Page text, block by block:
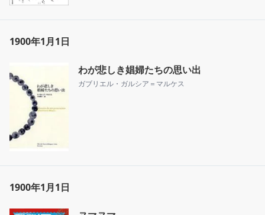
1900年1月1日
わが悲しき娼婦たちの思い出
ガブリエル・ガルシア＝マルケス
1900年1月1日